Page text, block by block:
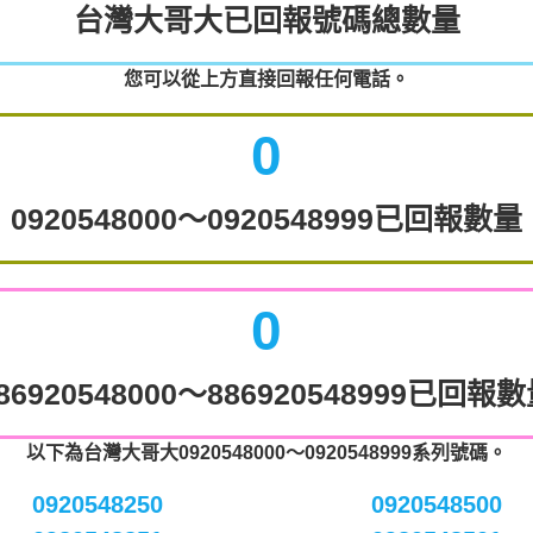
台灣大哥大已回報號碼總數量
您可以從上方直接回報任何電話。
0
0920548000～0920548999已回報數量
0
～886920548999已回報數
以下為台灣大哥大0920548000～0920548999系列號碼。
0920548250
0920548500